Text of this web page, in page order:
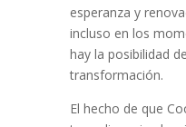
esperanza y
incluso en los
hay la posibilidad
transformación.
El hecho de que